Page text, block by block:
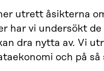
utrett åsikterna
har vi undersökt
dra nytta av. Vi
och på